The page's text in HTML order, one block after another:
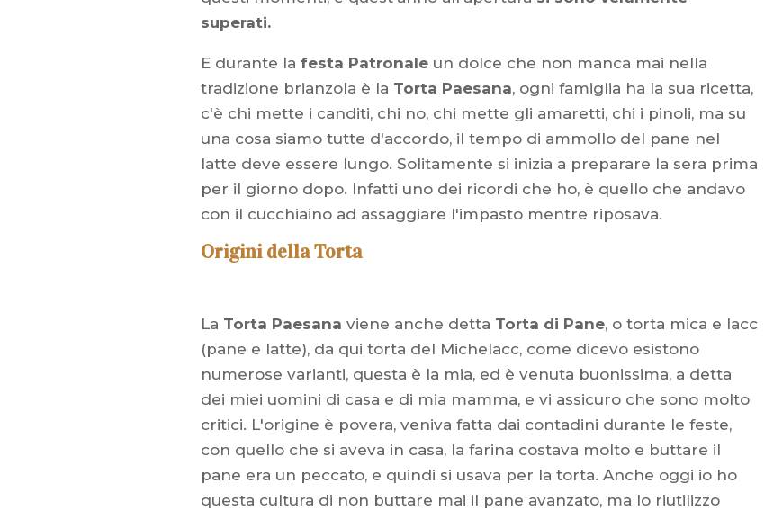
superati.
E durante lafesta Patronale un dolce che non manca mai nella
tradizione brianzola è la Torta Paesana, ogni famiglia ha la sua ricetta,
c'è chi mette i canditi, chi no, chi mette gli amaretti, chi i pinoli, ma su
una cosa siamo tutte d'accordo, il tempo di ammollo del pane nel
latte deve essere lungo. Solitamente si inizia a preparare la sera prima
per il giorno dopo. Infatti uno dei ricordi che ho, è quello che andavo
con il cucchiaino ad assaggiare l'impasto mentre riposava.
Origini della Torta
La Torta Paesana viene anche detta Torta di Pane, o torta mica e lacc
(pane e latte), da qui torta del Michelacc, come dicevo esistono
numerose varianti, questa è la mia, ed è venuta buonissima, a detta
dei miei uomini di casa e di mia mamma, e vi assicuro che sono molto
critici. L'origine è povera, veniva fatta dai contadini durante le feste,
con quello che si aveva in casa, la farina costava molto e buttare il
pane era un peccato, e quindi si usava per la torta. Anche oggi io ho
questa cultura di non buttare mai il pane avanzato, ma lo riutilizzo